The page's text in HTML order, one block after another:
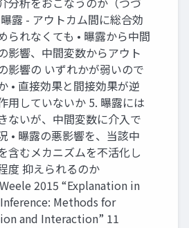
露 - アウトカム間に総合効
られなくても • 曝露から中間
影響、中間変数からアウト
影響の いずれかが弱いので
• 直接効果と間接効果が逆
用していないか 5. 曝露には
ないが、中間変数に介入で
• 曝露の悪影響を、当該中
含むメカニズムを不活化し
度 抑えられるのか
2015 “Explanation in
Methods for
and Interaction” 11